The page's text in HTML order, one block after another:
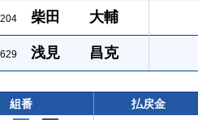
柴田 大輔
浅見 昌克
組番 払戻金